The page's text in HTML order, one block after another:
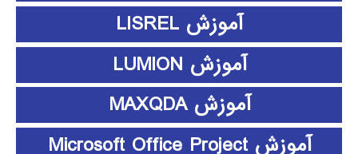
آموزش LISREL
آموزش LUMION
آموزش MAXQDA
آموزش Microsoft Office Project